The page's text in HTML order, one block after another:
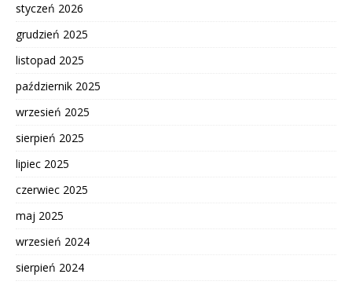
styczeń 2026
grudzień 2025
listopad 2025
październik 2025
wrzesień 2025
sierpień 2025
lipiec 2025
czerwiec 2025
maj 2025
wrzesień 2024
sierpień 2024